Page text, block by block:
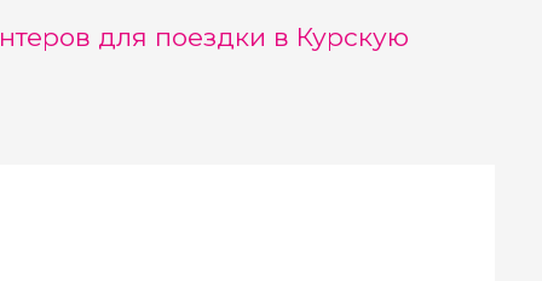
для поездки в Курскую